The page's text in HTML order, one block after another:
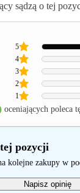
sądzą o tej
1
2
3
4
5
oceniających poleca
pozycji
kolejne zakupy w
Napisz opinię